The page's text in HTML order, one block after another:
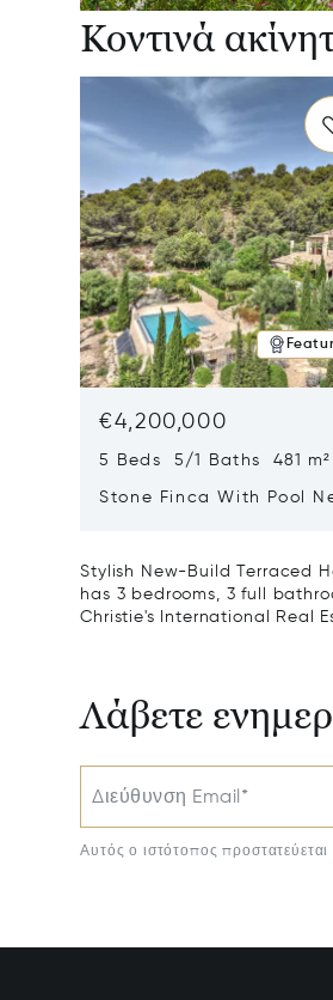
Κοντινά
€4,200,000
5 Beds 5/1 Baths 481 m²
Stone Finca With Pool
Stylish New-Build Terraced
has 3 bedrooms, 3 full
Christie's International Real
Λάβετε
Διεύθυνση Email*
Αυτός ο ιστότοπος